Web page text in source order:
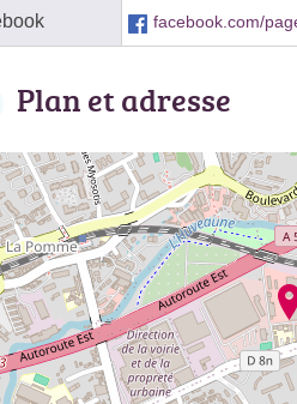
facebook.com/
Plan et adresse